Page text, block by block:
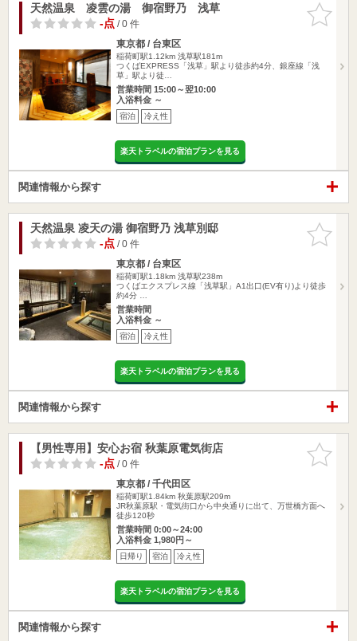
お気に入
りに追加
天然温泉 凌雲の湯 御宿野乃 浅草
-点/ 0 件
東京都 / 台東区
稲荷町駅1.12km 浅草駅181m
つくばEXPRESS「浅草」駅より徒歩約4分、銀座線「浅
草」駅より徒…
営業時間 15:00～翌10:00
入浴料金 ～
宿泊 冷え性
楽天トラベルの宿泊プランを見る
関連情報から探す
お気に入
りに追加
天然温泉 凌天の湯 御宿野乃 浅草別邸
-点/ 0 件
東京都 / 台東区
稲荷町駅1.18km 浅草駅238m
つくばエクスプレス線「浅草駅」A1出口(EV有り)より徒歩
約4分 …
営業時間
入浴料金 ～
宿泊 冷え性
楽天トラベルの宿泊プランを見る
関連情報から探す
お気に入
りに追加
【男性専用】安心お宿 秋葉原電気街店
-点/ 0 件
東京都 / 千代田区
稲荷町駅1.84km 秋葉原駅209m
JR秋葉原駅・電気街口から中央通りに出て、万世橋方面へ
徒歩120秒
営業時間 0:00～24:00
入浴料金 1,980円～
日帰り 宿泊 冷え性
楽天トラベルの宿泊プランを見る
関連情報から探す